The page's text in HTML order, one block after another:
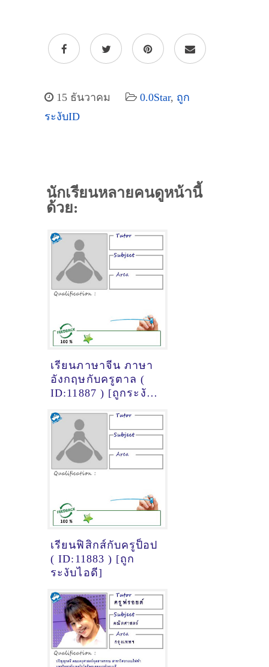
15 ธันวาคม 0.0Star, ถูก
ระงับID
นักเรียนหลายคนดูหน้านี้
ด้วย:
เรียนภาษาจีน ภาษา
อังกฤษกับครูตาล (
ID:11887 ) [ถูกระงับ
เรียนฟิสิกส์กับครูป็อป
( ID:11883 ) [ถูก
ระงับไอดี]